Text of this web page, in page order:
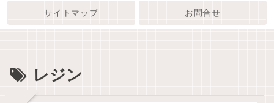
サイトマップ お問合せ
レジン